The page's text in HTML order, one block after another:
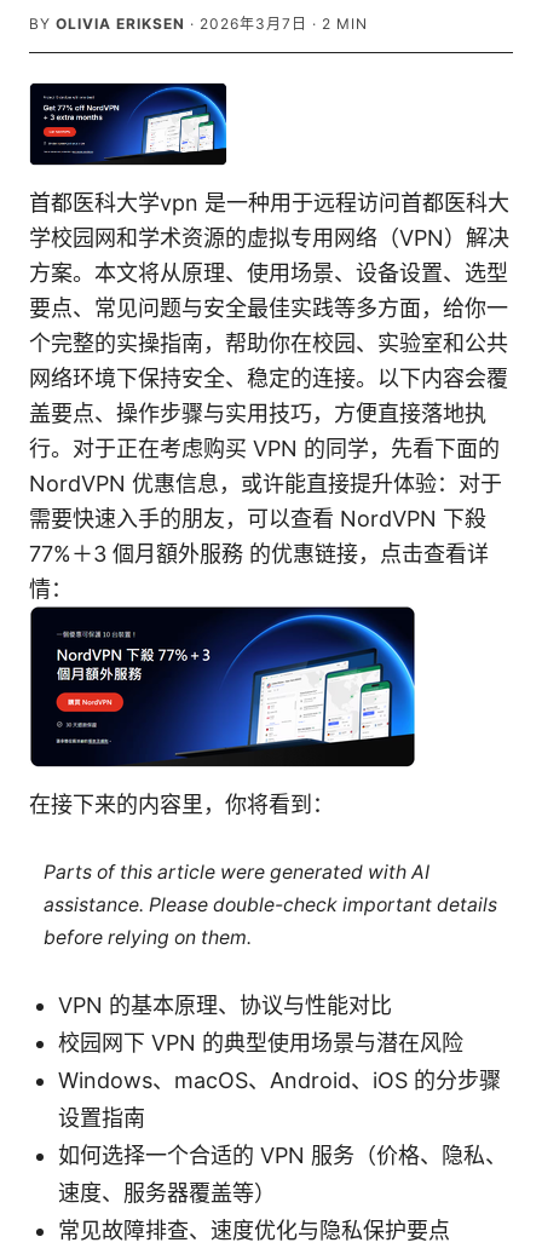
BY OLIVIA ERIKSEN · 2026年3月7日 · 2 MIN
首都医科大学vpn 是一种用于远程访问首都医科大
学校园网和学术资源的虚拟专用网络（VPN）解决
方案。本文将从原理、使用场景、设备设置、选型
要点、常见问题与安全最佳实践等多方面，给你一
个完整的实操指南，帮助你在校园、实验室和公共
网络环境下保持安全、稳定的连接。以下内容会覆
盖要点、操作步骤与实用技巧，方便直接落地执
行。对于正在考虑购买 VPN 的同学，先看下面的
NordVPN 优惠信息，或许能直接提升体验：对于
需要快速入手的朋友，可以查看 NordVPN 下殺
77%＋3 個月額外服務 的优惠链接，点击查看详
情：
在接下来的内容里，你将看到：
Parts of this article were generated with AI
assistance. Please double-check important details
before relying on them.
VPN 的基本原理、协议与性能对比
校园网下 VPN 的典型使用场景与潜在风险
Windows、macOS、Android、iOS 的分步骤
设置指南
如何选择一个合适的 VPN 服务（价格、隐私、
速度、服务器覆盖等）
常见故障排查、速度优化与隐私保护要点